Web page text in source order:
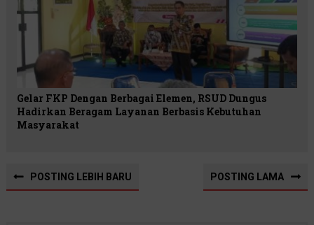
Gelar FKP Dengan Berbagai Elemen, RSUD Dungus
Hadirkan Beragam Layanan Berbasis Kebutuhan
Masyarakat
POSTING LEBIH BARU POSTING LAMA